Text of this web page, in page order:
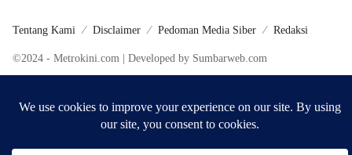
Tentang Kami Disclaimer Pedoman Media Siber Redaksi
©2024 - Metrokini.com | Developed by Sumbarweb.com